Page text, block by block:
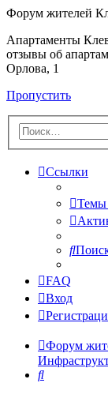
Форум жителей
Апартаменты
отзывы об
Орлова, 1
Пропустить
Ссылки
Темы
FAQ
Вход
Форум
Поиск